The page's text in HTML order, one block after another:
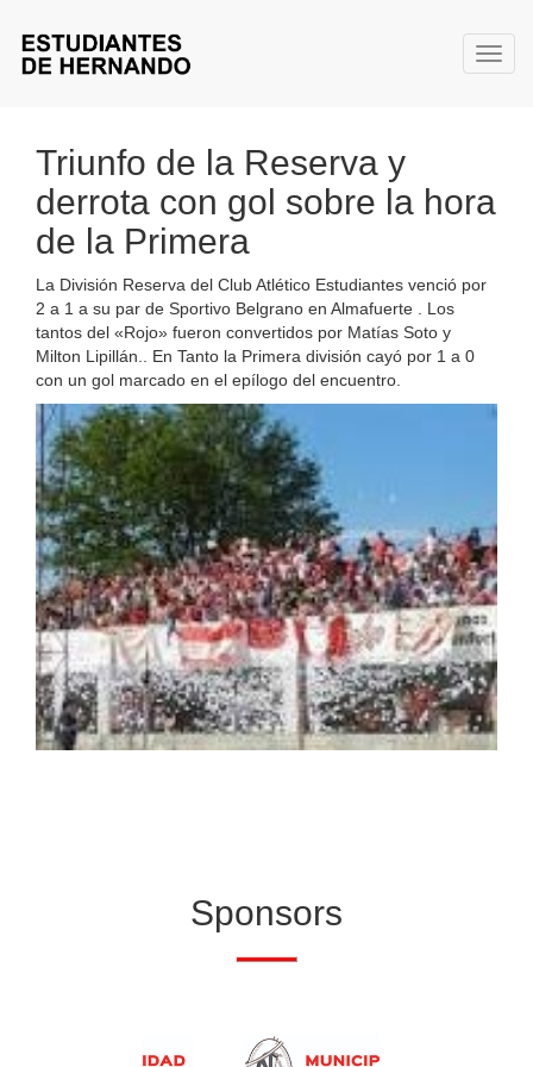
Triunfo de la Reserva y
derrota con gol sobre la hora
de la Primera
La División Reserva del Club Atlético Estudiantes venció por
2 a 1 a su par de Sportivo Belgrano en Almafuerte . Los
tantos del «Rojo» fueron convertidos por Matías Soto y
Milton Lipillán.. En Tanto la Primera división cayó por 1 a 0
con un gol marcado en el epílogo del encuentro.
Sponsors